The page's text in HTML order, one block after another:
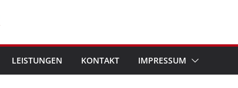
LEISTUNGEN KONTAKT IMPRESSUM